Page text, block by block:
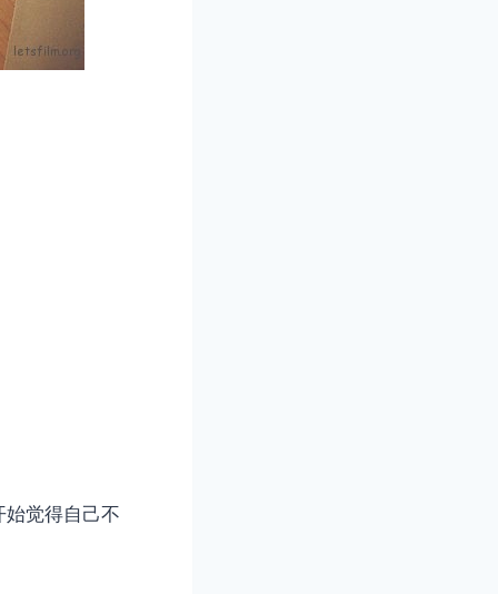
觉得自己不